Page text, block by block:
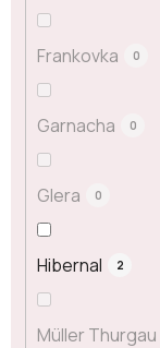
Frankovka 0
Garnacha 0
Glera 0
Hibernal 2
Müller Thurgau